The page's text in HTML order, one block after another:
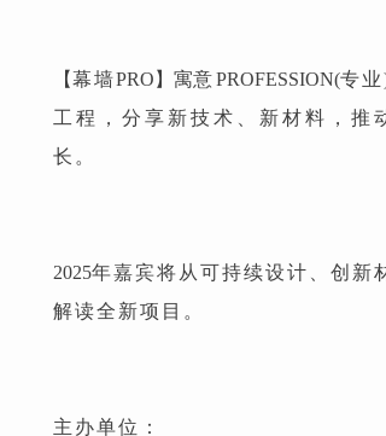
【幕墙PRO】寓意PROFESSION(专业
工程，分享新技术、新材料，推
长。
2025年嘉宾将从可持续设计、创新
解读全新项目。
主办单位：